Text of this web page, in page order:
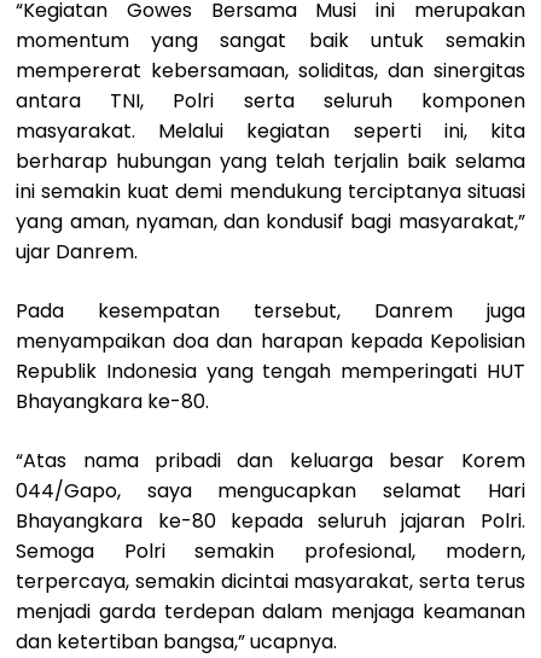
“Kegiatan Gowes Bersama Musi ini merupakan
momentum yang sangat baik untuk semakin
mempererat kebersamaan, soliditas, dan sinergitas
antara TNI, Polri serta seluruh komponen
masyarakat. Melalui kegiatan seperti ini, kita
berharap hubungan yang telah terjalin baik selama
ini semakin kuat demi mendukung terciptanya situasi
yang aman, nyaman, dan kondusif bagi masyarakat,”
ujar Danrem.
Pada kesempatan tersebut, Danrem juga
menyampaikan doa dan harapan kepada Kepolisian
Republik Indonesia yang tengah memperingati HUT
Bhayangkara ke-80.
“Atas nama pribadi dan keluarga besar Korem
044/Gapo, saya mengucapkan selamat Hari
Bhayangkara ke-80 kepada seluruh jajaran Polri.
Semoga Polri semakin profesional, modern,
terpercaya, semakin dicintai masyarakat, serta terus
menjadi garda terdepan dalam menjaga keamanan
dan ketertiban bangsa,” ucapnya.